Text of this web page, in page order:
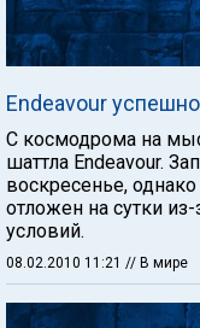
Endeavour
С космодрома на
шаттла Endeavour.
воскресенье,
отложен на сутки
условий.
08.02.2010 11:21 // В мире